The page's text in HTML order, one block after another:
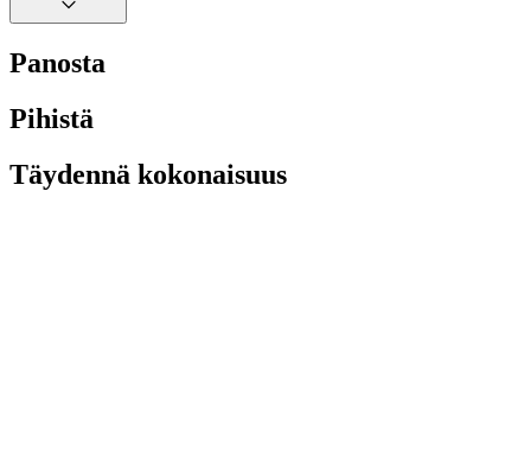
Panosta
Pihistä
Täydennä kokonaisuus